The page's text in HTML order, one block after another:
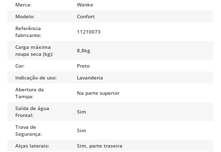
Marca:
Wanke
Modelo:
Confort
Referência
fabricante:
11210073
Carga máxima
roupa seca (kg):
8,8kg
Cor:
Preto
Indicação de uso:
Lavanderia
Abertura da
Tampa:
Na parte superior
Saída de água
Frontal:
Sim
Trava de
Segurança:
Sim
Alças laterais: Sim, parte traseira